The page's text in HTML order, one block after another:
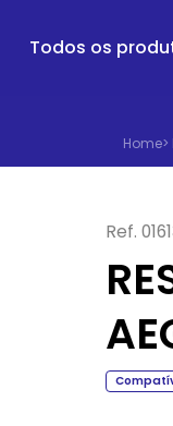
Todos os
Home>
Ref.